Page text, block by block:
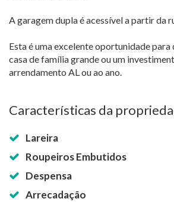
A garagem dupla é acessível a partir da
Esta é uma excelente oportunidade para
casa de família grande ou um
arrendamento AL ou ao ano.
Características da
Lareira
Roupeiros Embutidos
Despensa
Arrecadação